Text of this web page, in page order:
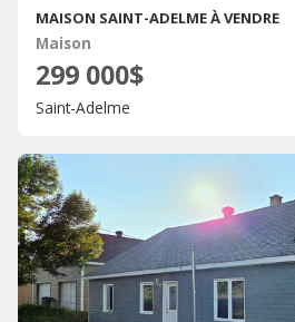
MAISON SAINT-ADELME À VENDRE
Maison
299 000$
Saint-Adelme